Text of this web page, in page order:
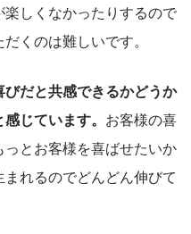
しくなかったりするので
くのは難しいです。
だと共感できるかどうか
じています。 お客様の喜
とお客様を喜ばせたいか
れるのでどんどん伸びて